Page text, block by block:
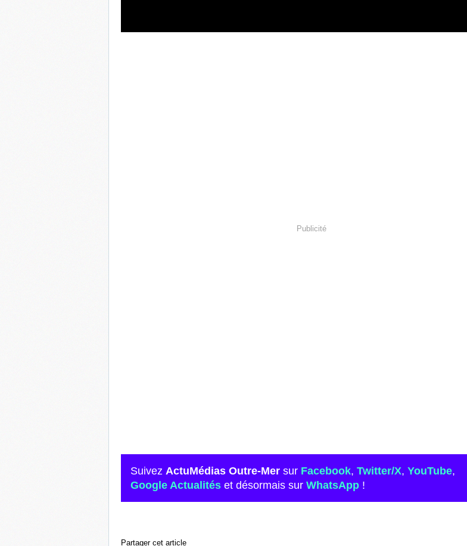
Publicité
Suivez ActuMédias Outre-Mer sur Facebook, Twitter/X, YouTube,
Google Actualités et désormais sur WhatsApp !
Partager cet article